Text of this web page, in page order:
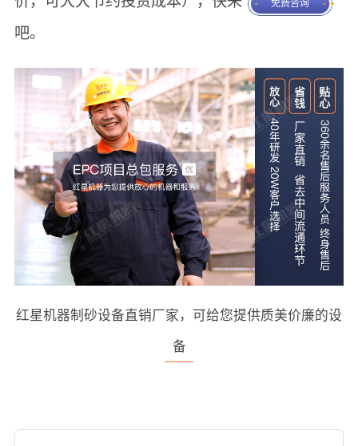
免费咨询
吧。
红星机器制砂设备直销厂家，可给您提供质美价廉的设
备